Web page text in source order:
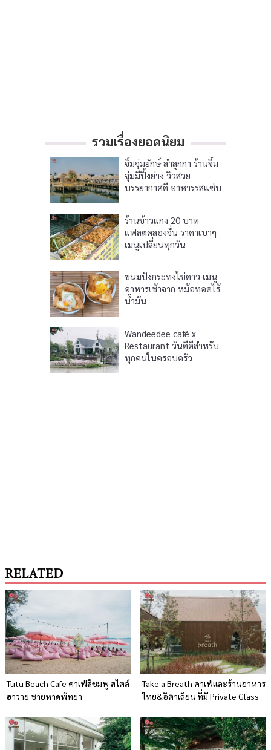
รวมเรื่องยอดนิยม
จิ้มจุ่มยักษ์ ลำลูกกา ร้านจิ้ม
จุ่มมีปิ้งย่าง วิวสวย
บรรยากาศดี อาหารรสแซ่บ
ร้านข้าวแกง 20 บาท
แฟลตคลองจั่น ราคาเบาๆ
เมนูเปลี่ยนทุกวัน
ขนมปังกระทงไข่ดาว เมนู
อาหารเช้าจาก หม้อทอดไร้
น้ำมัน
Wandeedee café x
Restaurant วันดีดีสำหรับ
ทุกคนในครอบครัว
RELATED
Tutu Beach Cafe คาเฟ่สีชมพู สไตล์
ฮาวาย ชายหาดพัทยา
Take a Breath คาเฟ่และร้านอาหาร
ไทย&อิตาเลียน ที่มี Private Glass